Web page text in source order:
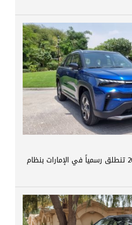
سوزوكي أكروس 2026 تنطلق رسمياً في الإمارات بنظام